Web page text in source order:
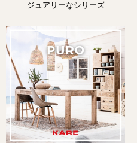
ジュアリーなシリーズ